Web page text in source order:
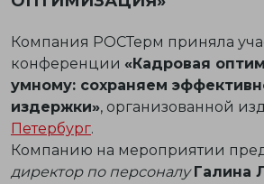
Компания РОСТерм приняла
конференции «Кадровая
умному: сохраняем
издержки», организованной
Петербург.
Компанию на мероприятии
директор по персоналу Галина